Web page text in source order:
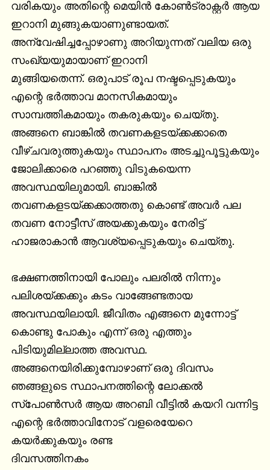
വരികയും അതിന്റെ മെയിൻ കോൺട്രാക്റ്റർ ആയ
ഇറാനി മുങ്ങുകയാണുണ്ടായത്.
അന്വേഷിച്ചപ്പോഴാണു അറിയുന്നത് വലിയ ഒരു
സംഖ്യയുമായാണ് ഇറാനി
മുങ്ങിയതെന്ന്. ഒരുപാട് രൂപ നഷ്ടപ്പെടുകയും
എന്റെ ഭർത്താവ മാനസികമായും
സാമ്പത്തികമായും തകരുകയും ചെയ്തു.
അങ്ങനെ ബാങ്കിൽ തവണകളടയ്ക്കക്കാതെ
വീഴ്ചവരുത്തുകയും സ്ഥാപനം അടച്ചുപൂട്ടുകയും
ജോലിക്കാരെ പറഞ്ഞു വിടുകയെന്ന
അവസ്ഥയിലുമായി. ബാങ്കിൽ
തവണകളടയ്ക്കക്കാത്തതു കൊണ്ട് അവർ പല
തവണ നോട്ടീസ് അയക്കുകയും നേരിട്ട്
ഹാജരാകാൻ ആവശ്യപ്പെടുകയും ചെയ്തു.
ഭക്ഷണത്തിനായി പോലും പലരിൽ നിന്നും
പലിശയ്ക്കക്കും കടം വാങ്ങേണ്ടതായ
അവസ്ഥയിലായി. ജീവിതം എങ്ങനെ മുന്നോട്ട്
കൊണ്ടു പോകും എന്ന് ഒരു എത്തും
പിടിയുമില്ലാത്ത അവസ്ഥ.
അങ്ങനെയിരിക്കുമ്പോഴാണ് ഒരു ദിവസം
ഞങ്ങളുടെ സ്ഥാപനത്തിന്റെ ലോക്കൽ
സ്പോൺസർ ആയ അറബി വീട്ടിൽ കയറി വന്നിട്ട
എന്റെ ഭർത്താവിനോട് വളരെയേറെ
കയർക്കുകയും രണ്ട
ദിവസത്തിനകം